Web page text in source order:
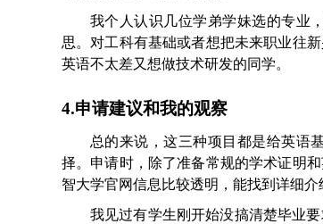
我个人认识几位学弟学妹选的专业
思。对工科有基础或者想把未来职业往
英语不太差又想做技术研发的同学。
4.申请建议和我的观察
总的来说，这三种项目都是给英语
择。申请时，除了准备常规的学术证明
智大学官网信息比较透明，能找到详细
我见过有学生刚开始没搞清楚毕业